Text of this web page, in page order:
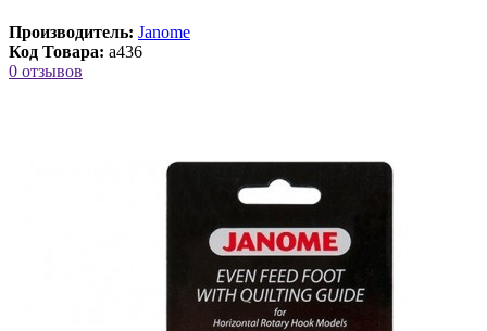
Производитель: Janome
Код Товара: a436
0 отзывов